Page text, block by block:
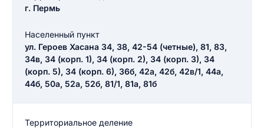
г. Пермь
Населенный пункт
ул. Героев Хасана 34, 38, 42-54 (четные), 81, 83,
34в, 34 (корп. 1), 34 (корп. 2), 34 (корп. 3), 34
(корп. 5), 34 (корп. 6), 36б, 42а, 42б, 42в/1, 44а,
44б, 50а, 52а, 52б, 81/1, 81а, 81б
Территориальное деление